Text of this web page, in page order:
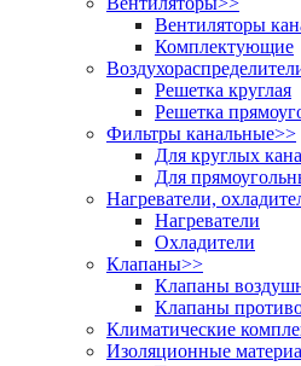
Вентиляторы
Комплектующие
Решетка круглая
Решетка
Фильтры канальные>>
Для круглых
Для
Нагреватели,
Нагреватели
Охладители
Клапаны>>
Клапаны
Клапаны
Климатические
Изоляционные